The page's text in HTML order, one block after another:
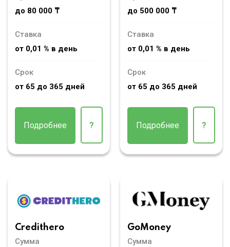
до 80 000 ₸
Ставка
от 0,01 % в день
Срок
от 65 до 365 дней
Подробнее ?
до 500 000 ₸
Ставка
от 0,01 % в день
Срок
от 65 до 365 дней
Подробнее ?
Credithero
Сумма
GoMoney
Сумма